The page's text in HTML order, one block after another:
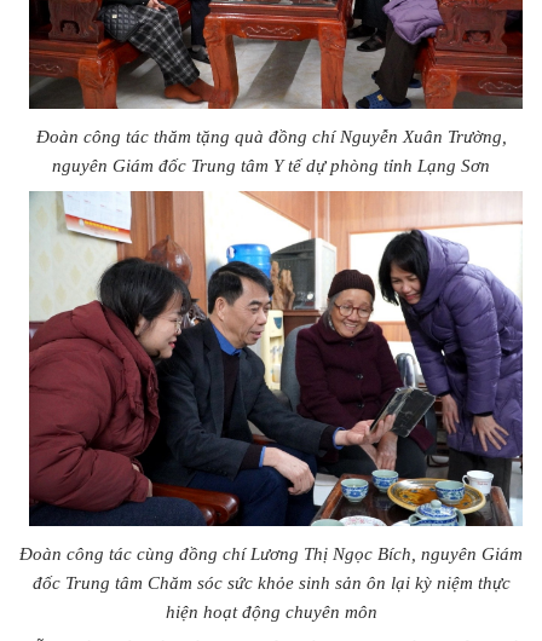
Đoàn công tác thăm tặng quà đồng chí Nguyễn Xuân Trường,
nguyên Giám đốc Trung tâm Y tế dự phòng tỉnh Lạng Sơn
Đoàn công tác cùng đồng chí Lương Thị Ngọc Bích, nguyên Giám
đốc Trung tâm Chăm sóc sức khỏe sinh sản ôn lại kỳ niệm thực
hiện hoạt động chuyên môn